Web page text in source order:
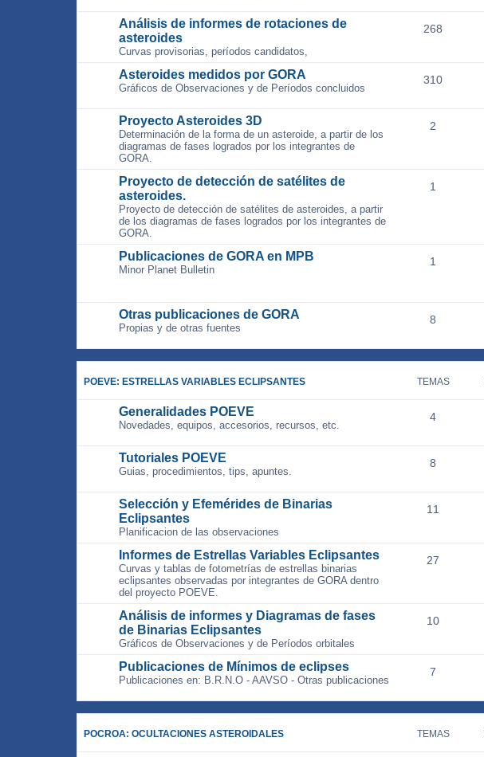
Análisis de informes de rotaciones de
asteroides
Curvas provisorias, períodos candidatos,
268
Asteroides medidos por GORA
Gráficos de Observaciones y de Períodos concluidos
310
Proyecto Asteroides 3D
Determinación de la forma de un asteroide, a partir de los
diagramas de fases logrados por los integrantes de
GORA.
2
Proyecto de detección de satélites de
asteroides.
Proyecto de detección de satélites de asteroides, a partir
de los diagramas de fases logrados por los integrantes de
GORA.
1
Publicaciones de GORA en MPB
Minor Planet Bulletin
1
Otras publicaciones de GORA
Propias y de otras fuentes
8
POEVE: ESTRELLAS VARIABLES ECLIPSANTES TEMAS
Generalidades POEVE
Novedades, equipos, accesorios, recursos, etc.
4
Tutoriales POEVE
Guias, procedimientos, tips, apuntes.
8
Selección y Efemérides de Binarias
Eclipsantes
Planificacion de las observaciones
11
Informes de Estrellas Variables Eclipsantes
Curvas y tablas de fotometrías de estrellas binarias
eclipsantes observadas por integrantes de GORA dentro
del proyecto POEVE.
27
Análisis de informes y Diagramas de fases
de Binarias Eclipsantes
Gráficos de Observaciones y de Períodos orbitales
10
Publicaciones de Mínimos de eclipses
Publicaciones en: B.R.N.O - AAVSO - Otras publicaciones
7
POCROA: OCULTACIONES ASTEROIDALES TEMAS